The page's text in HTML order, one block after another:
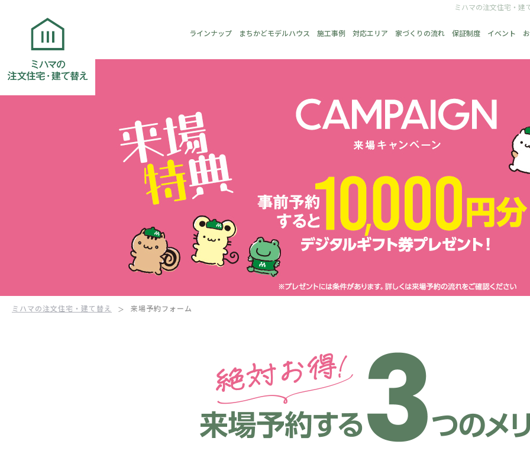
ミハマの注文住宅・建
ラインナップ まちかどモデルハウス 施工事例 対応エリア 家づくりの流れ 保証制度 イベント
ミハマの注文住宅・建て替え 来場予約フォーム